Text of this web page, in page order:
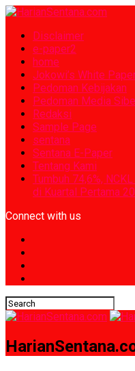
Disclaimer
e-paper2
home
Jokowi’s White
Pedoman Kebijakan
Pedoman Media
Redaksi
Sample Page
sentana
Sentana E-Paper
Tentang Kami
Tumbuh 74,6%,
di Kuartal Pertama
Connect with us